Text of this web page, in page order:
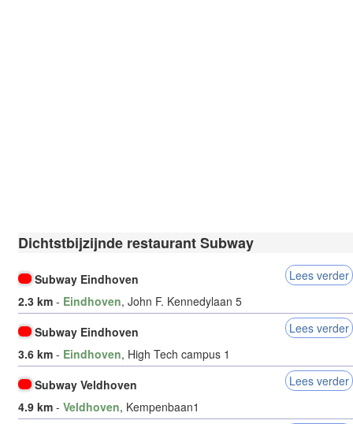
Dichtstbijzijnde restaurant Subway
Subway Eindhoven
Lees verder
2.3 km - Eindhoven, John F. Kennedylaan 5
Subway Eindhoven
Lees verder
3.6 km - Eindhoven, High Tech campus 1
Subway Veldhoven
Lees verder
4.9 km - Veldhoven, Kempenbaan1